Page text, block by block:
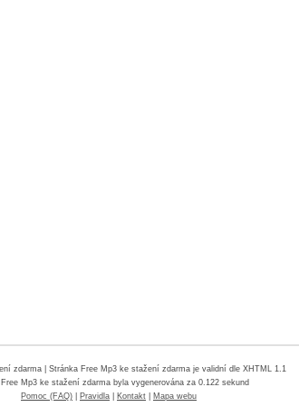
zdarma| Stránka Free Mp3 ke stažení zdarma je validní dle XHTML 1.1
Free Mp3 ke stažení zdarmabyla vygenerována za 0.122 sekund
Pomoc (FAQ)
Pravidla Kontakt Mapa webu